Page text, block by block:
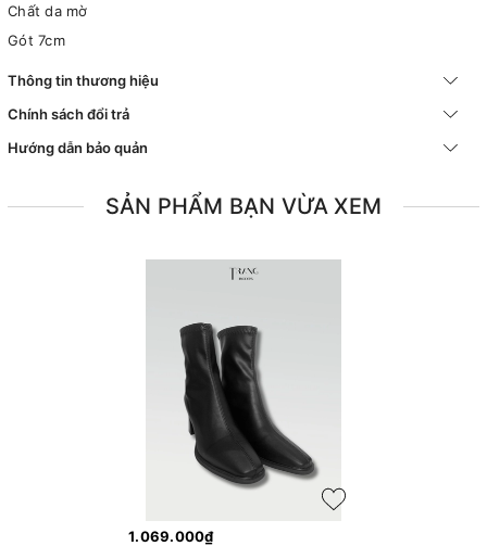
Chất da mờ
Gót 7cm
Thông tin thương hiệu
Chính sách đổi trả
Hướng dẫn bảo quản
SẢN PHẨM BẠN VỪA XEM
1.069.000₫